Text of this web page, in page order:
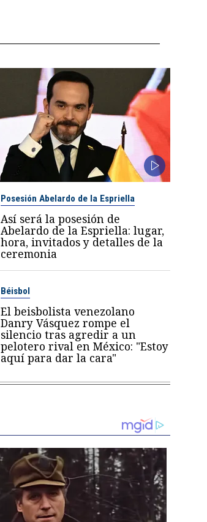
Posesión Abelardo de la Espriella
Así será la posesión de
Abelardo de la Espriella: lugar,
hora, invitados y detalles de la
ceremonia
Béisbol
El beisbolista venezolano
Danry Vásquez rompe el
silencio tras agredir a un
pelotero rival en México: "Estoy
aquí para dar la cara"